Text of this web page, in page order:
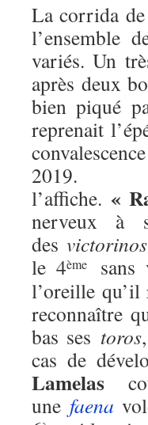
La corrida
l’ensemble
variés. Un
après deux
bien piqué
reprenait
2019.
l’affiche. «
nerveux à
des victorinos
le 4ème
l’oreille
reconnaître
bas ses toros
cas de
Lamelas
une faena